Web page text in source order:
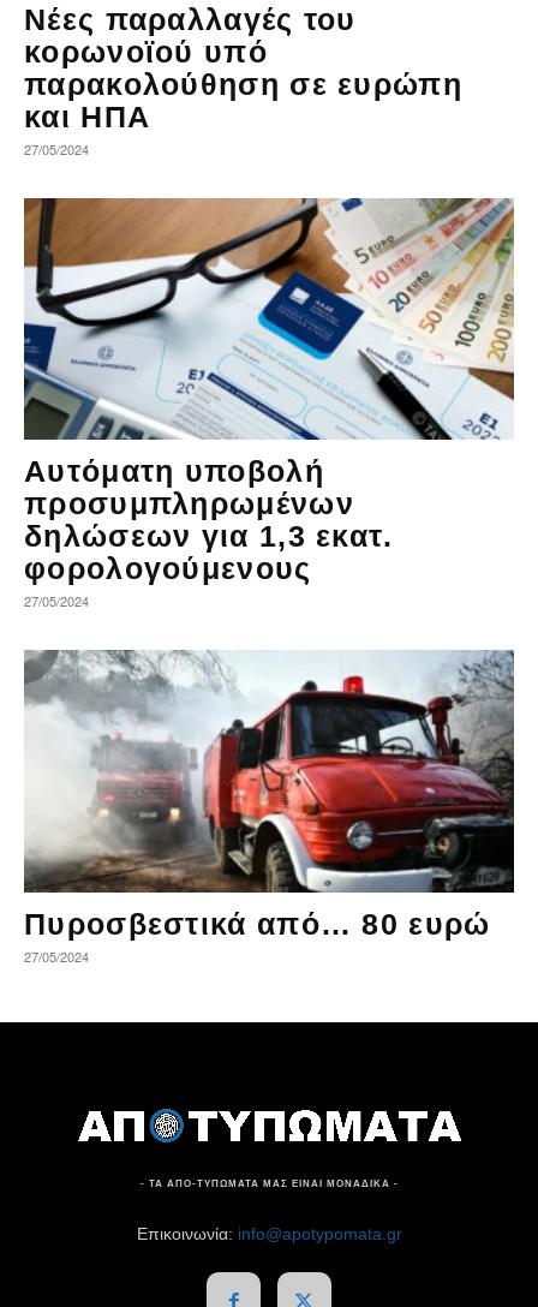
Νέες παραλλαγές του
κορωνοϊού υπό
παρακολούθηση σε ευρώπη
και ΗΠΑ
27/05/2024
Αυτόματη υποβολή
προσυμπληρωμένων
δηλώσεων για 1,3 εκατ.
φορολογούμενους
27/05/2024
Πυροσβεστικά από… 80 ευρώ
27/05/2024
- ΤΑ ΑΠΟ-ΤΥΠΩΜΑΤΑ ΜΑΣ ΕΙΝΑΙ ΜΟΝΑΔΙΚΑ -
Επικοινωνία: info@apotypomata.gr